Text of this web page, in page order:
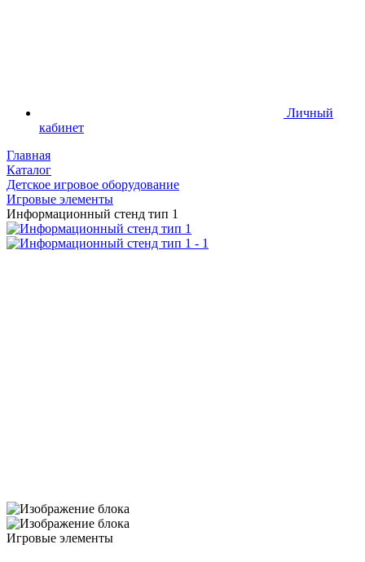
Личный
кабинет
Главная
Каталог
Детское игровое оборудование
Игровые элементы
Информационный стенд тип 1
Игровые элементы